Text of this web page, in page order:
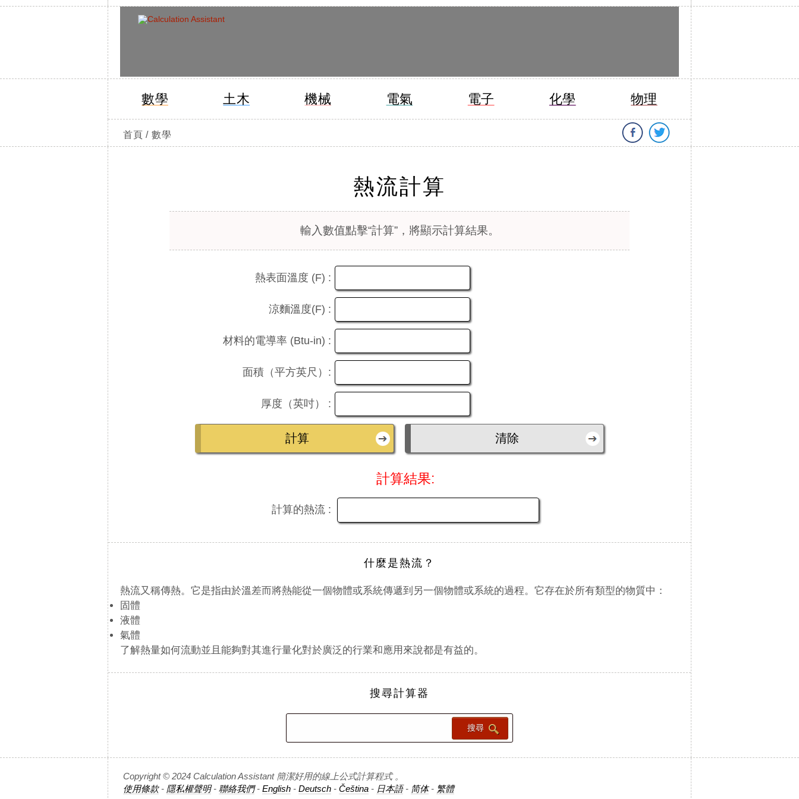
數學 土木 機械 電氣 電子 化學 物理
首頁 / 數學
熱流計算
輸入數值點擊“計算”，將顯示計算結果。
熱表面溫度 (F) :
涼麵溫度(F) :
材料的電導率 (Btu-in) :
面積（平方英尺）:
厚度（英吋） :
計算結果:
計算的熱流 :
什麼是熱流？
熱流又稱傳熱。它是指由於溫差而將熱能從一個物體或系統傳遞到另一個物體或系統的過程。它存在於所有類型的物質中：
固體
液體
氣體
了解熱量如何流動並且能夠對其進行量化對於廣泛的行業和應用來說都是有益的。
搜尋計算器
Copyright © 2024 Calculation Assistant 簡潔好用的線上公式計算程式 。
使用條款- 隱私權聲明- 聯絡我們- English - Deutsch - Čeština - 日本語- 简体- 繁體